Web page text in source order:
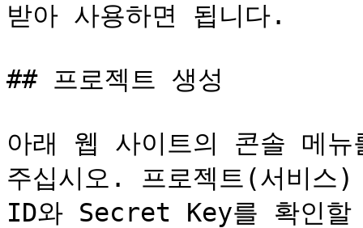
받아 사용하면 됩니다.
## 프로젝트 생성
아래 웹 사이트의 콘솔 메
주십시오. 프로젝트(서비
ID와 Secret Key를 확인할